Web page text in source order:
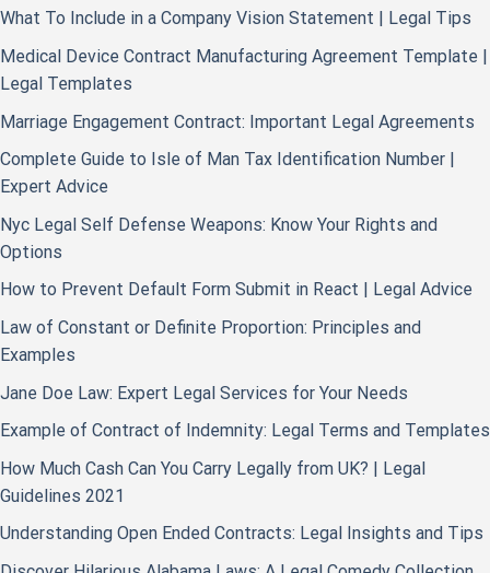
What To Include in a Company Vision Statement | Legal Tips
Medical Device Contract Manufacturing Agreement Template |
Legal Templates
Marriage Engagement Contract: Important Legal Agreements
Complete Guide to Isle of Man Tax Identification Number |
Expert Advice
Nyc Legal Self Defense Weapons: Know Your Rights and
Options
How to Prevent Default Form Submit in React | Legal Advice
Law of Constant or Definite Proportion: Principles and
Examples
Jane Doe Law: Expert Legal Services for Your Needs
Example of Contract of Indemnity: Legal Terms and Templates
How Much Cash Can You Carry Legally from UK? | Legal
Guidelines 2021
Understanding Open Ended Contracts: Legal Insights and Tips